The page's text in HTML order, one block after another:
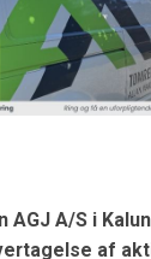
AGJ A/S i
af